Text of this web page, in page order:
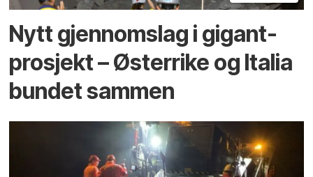
Nytt gjennomslag i gigant­
prosjekt – Østerrike og Italia
bundet sammen